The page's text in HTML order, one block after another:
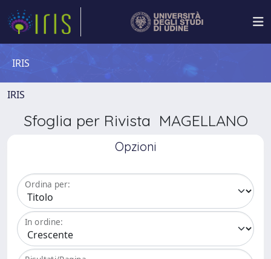
IRIS
IRIS
Sfoglia per Rivista MAGELLANO
Opzioni
Ordina per:
In ordine: